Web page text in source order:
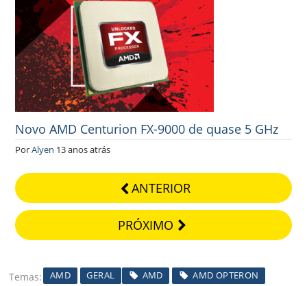
Novo AMD Centurion FX-9000 de quase 5 GHz
PorAlyen 13 anos atrás
ANTERIOR
PRÓXIMO
Temas AMD GERAL AMD
AMD OPTERON